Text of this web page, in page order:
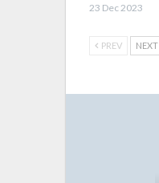
23 Dec 2023
PREV NEXT